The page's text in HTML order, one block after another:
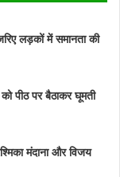
लड़कों में समानता की
को पीठ पर बैठाकर घूमती
मंदाना और विजय